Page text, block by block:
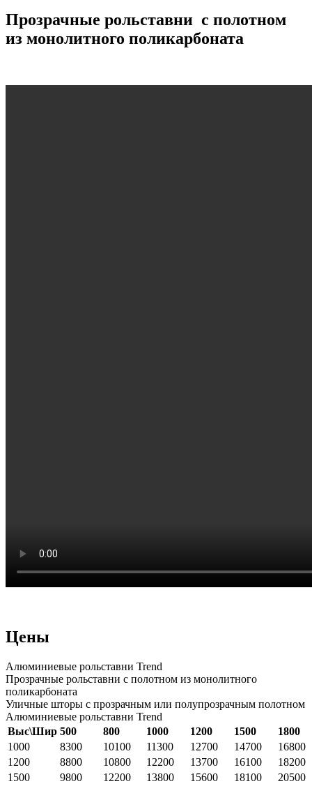
Прозрачные рольставни с полотном
из монолитного поликарбоната
Цены
Алюминиевые рольставни Trend
Прозрачные рольставни с полотном из монолитного
поликарбоната
Уличные шторы с прозрачным или полупрозрачным полотном
Алюминиевые рольставни Trend
Выс\Шир 500 800 1000 1200 1500
1800
1000
8300 10100 11300 12700 14700
16800
1200
8800 10800 12200 13700 16100
18200
1500
9800 12200 13800 15600 18100
20500